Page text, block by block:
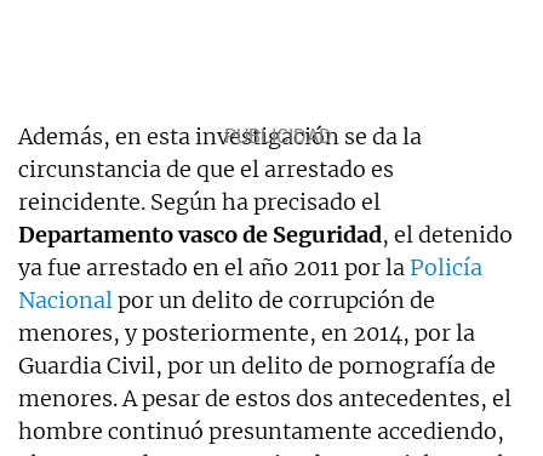
Además, en esta investigación se da la
circunstancia de que el arrestado es
reincidente. Según ha precisado el
Departamento vasco de Seguridad, el detenido
ya fue arrestado en el año 2011 por la Policía
Nacionalpor un delito de corrupción de
menores, y posteriormente, en 2014, por la
Guardia Civil, por un delito de pornografía de
menores. A pesar de estos dos antecedentes, el
hombre continuó presuntamente accediendo,